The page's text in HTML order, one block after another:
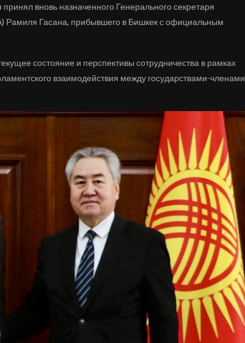
вновь назначенного Генерального секретаря
Рамиля Гасана, прибывшего в Бишкек с официальным
состояние и перспективы сотрудничества в рамках
взаимодействия между государствами-членами